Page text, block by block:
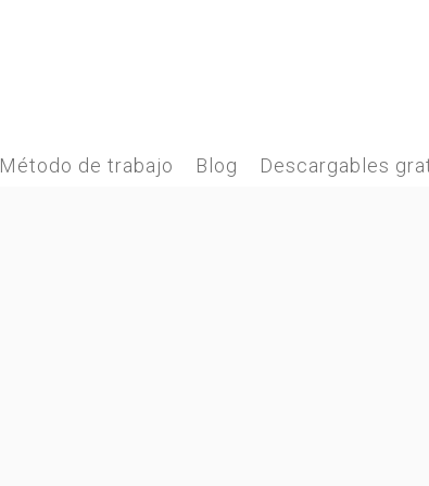
Método de trabajo Blog Descargables